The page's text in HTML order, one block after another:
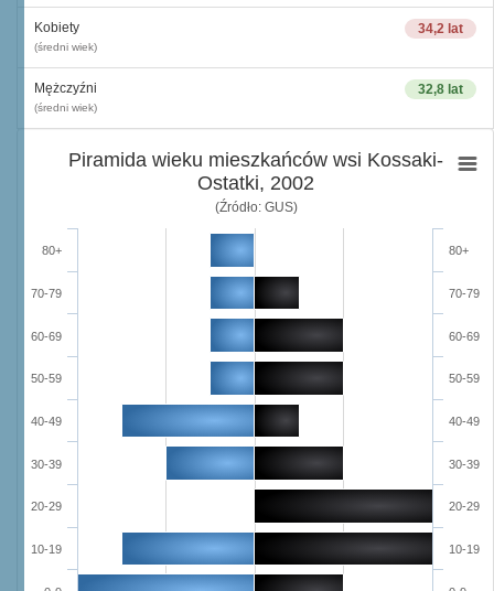
34,2 lat
Kobiety
(średni wiek)
32,8 lat
Mężczyźni
(średni wiek)
Piramida wieku mieszkańców wsi Kossaki-
Ostatki, 2002
(Źródło: GUS)
10-19
20-29
30-39
40-49
50-59
60-69
70-79
80+
10-19
20-29
30-39
40-49
50-59
60-69
70-79
80+